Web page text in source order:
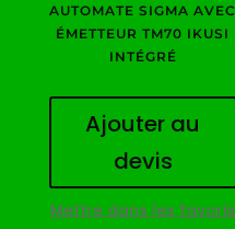
AUTOMATE SIGMA AVEC
ÉMETTEUR TM70 IKUSI
INTÉGRÉ
Ajouter au
devis
Mettre dans les favoris